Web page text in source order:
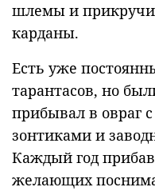
шлемы и
карданы.
Есть уже
тарантасов, но
прибывал в овраг
зонтиками и
Каждый год
желающих